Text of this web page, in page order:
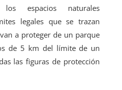
espacios naturales
legales que se trazan
a proteger de un parque
de 5 km del límite de un
las figuras de protección